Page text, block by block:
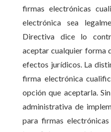
firmas electrónicas
electrónica sea
Directiva dice lo
aceptar cualquier forma
efectos jurídicos. La
firma electrónica
opción que aceptarla.
administrativa de
para firmas